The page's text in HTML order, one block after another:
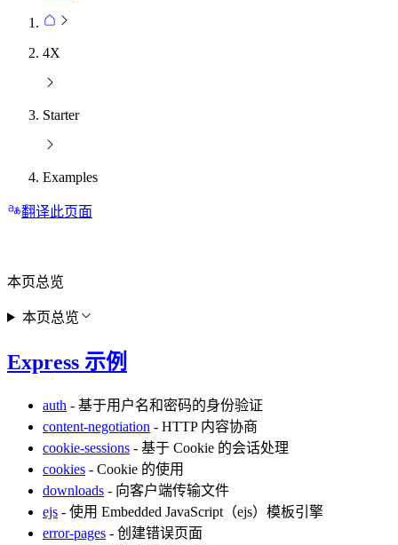
4X
Starter
Examples
翻译此页面
Express 示例
auth - 基于用户名和密码的身份验证
content-negotiation - HTTP 内容协商
cookie-sessions - 基于 Cookie 的会话处理
cookies - Cookie 的使用
downloads - 向客户端传输文件
ejs - 使用 Embedded JavaScript（ejs）模板引擎
error-pages - 创建错误页面
本页总览
本页总览